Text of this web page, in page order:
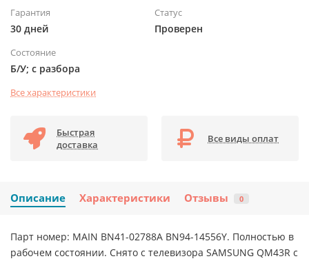
Гарантия
30 дней
Статус
Проверен
Состояние
Б/У; с разбора
Все характеристики
Быстрая
доставка
Все виды оплат
Описание Характеристики Отзывы 0
Парт номер: MAIN BN41-02788A BN94-14556Y. Полностью в
рабочем состоянии. Снято с телевизора SAMSUNG QM43R с